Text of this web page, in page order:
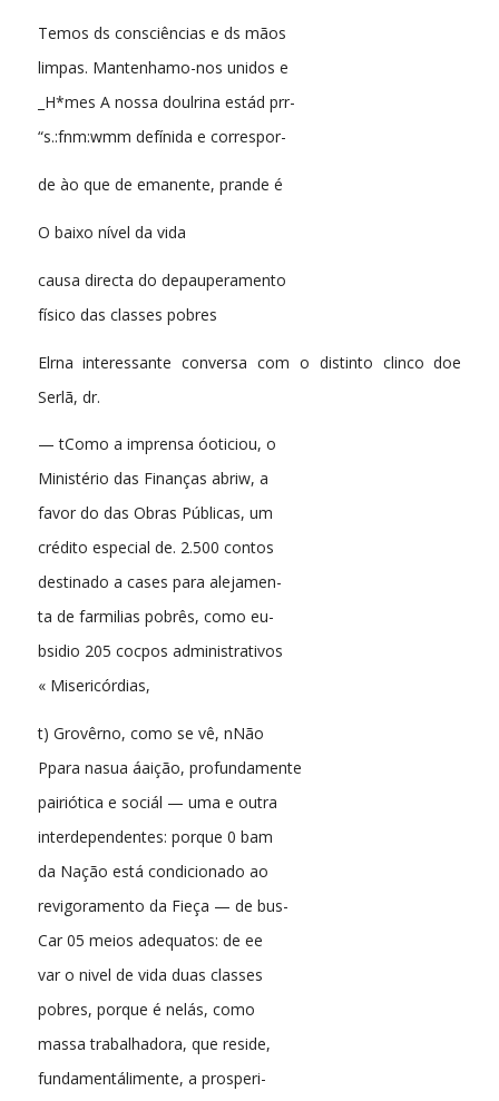
Temos ds consciências e ds mãos
limpas. Mantenhamo-nos unidos e
_H*mes A nossa doulrina estád prr-
“s.:fnm:wmm defínida e correspor-
de ào que de emanente, prande é
O baixo nível da vida
causa directa do depauperamento
físico das classes pobres
Elrna interessante conversa com o distinto clinco doe
Serlã, dr.
— tComo a imprensa óoticiou, o
Ministério das Finanças abriw, a
favor do das Obras Públicas, um
crédito especial de. 2.500 contos
destinado a cases para alejamen-
ta de farmilias pobrês, como eu-
bsidio 205 cocpos administrativos
« Misericórdias,
t) Grovêrno, como se vê, nNão
Ppara nasua áaição, profundamente
pairiótica e sociál — uma e outra
interdependentes: porque 0 bam
da Nação está condicionado ao
revigoramento da Fieça — de bus-
Car 05 meios adequatos: de ee
var o nivel de vida duas classes
pobres, porque é nelás, como
massa trabalhadora, que reside,
fundamentálimente, a prosperi-